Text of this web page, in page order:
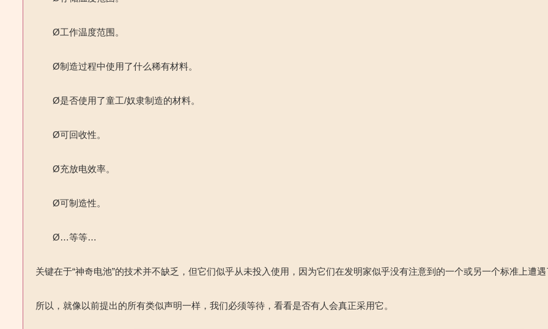
Ø工作温度范围。
Ø制造过程中使用了什么稀有材料。
Ø是否使用了童工/奴隶制造的材料。
Ø可回收性。
Ø充放电效率。
Ø可制造性。
Ø…等等…
关键在于“神奇电池”的技术并不缺乏，但它们似乎从未投入使用，因为它们在发明家似乎没有注意到的一个或另一个标准上遭遇
所以，就像以前提出的所有类似声明一样，我们必须等待，看看是否有人会真正采用它。